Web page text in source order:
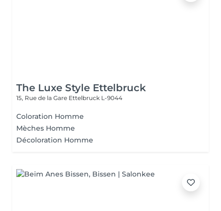
The Luxe Style Ettelbruck
15, Rue de la Gare Ettelbruck L-9044
Coloration Homme
Mèches Homme
Décoloration Homme